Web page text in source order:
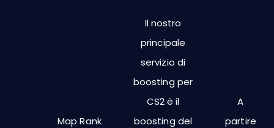
Map Rank
Il nostro
principale
servizio di
boosting per
CS2 è il
boosting del
A
partire